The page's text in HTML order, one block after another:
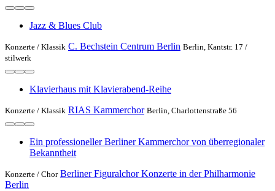
Jazz & Blues Club
Konzerte / Klassik C. Bechstein Centrum Berlin Berlin, Kantstr. 17 /
stilwerk
Klavierhaus mit Klavierabend-Reihe
Konzerte / Klassik RIAS Kammerchor Berlin, Charlottenstraße 56
Ein professioneller Berliner Kammerchor von überregionaler
Bekanntheit
Konzerte / Chor Berliner Figuralchor Konzerte in der Philharmonie
Berlin